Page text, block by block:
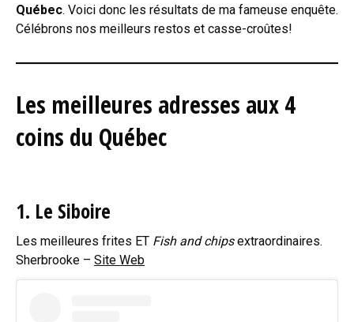
Québec. Voici donc les résultats de ma fameuse enquête.
Célébrons nos meilleurs restos et casse-croûtes!
Les meilleures adresses aux 4
coins du Québec
1. Le Siboire
Les meilleures frites ET Fish and chipsextraordinaires.
Sherbrooke – Site Web